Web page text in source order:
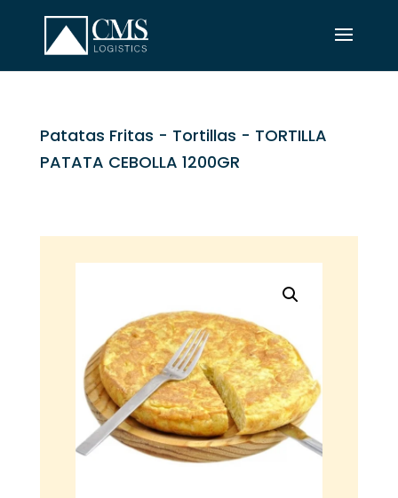
Patatas Fritas - Tortillas - TORTILLA
PATATA CEBOLLA 1200GR